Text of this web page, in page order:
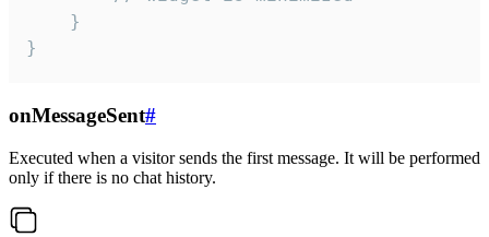
    }
}
onMessageSent#
Executed when a visitor sends the first message. It will be performed
only if there is no chat history.